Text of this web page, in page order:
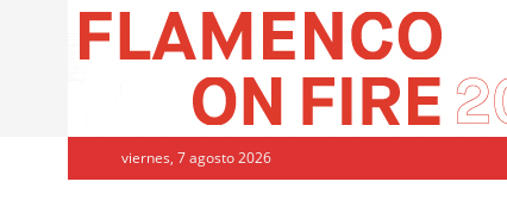
viernes, 7 agosto 2026